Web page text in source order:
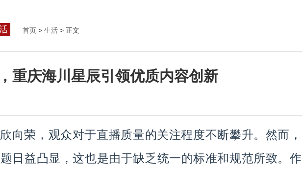
首页 > 生活 > 正文
重庆海川星辰引领优质内容创新
向荣，观众对于直播质量的关注程度不断攀升。然而，
日益凸显，这也是由于缺乏统一的标准和规范所致。作